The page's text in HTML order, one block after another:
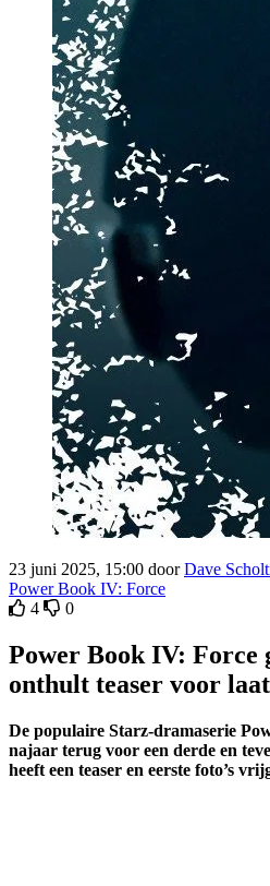
23 juni 2025, 15:00 doorDave
Power Book IV: Force
4
0
Power Book IV: Force
onthult teaser voor
De populaire Starz-dramaserie
najaar terug voor een derde en
heeft een teaser en eerste foto’s